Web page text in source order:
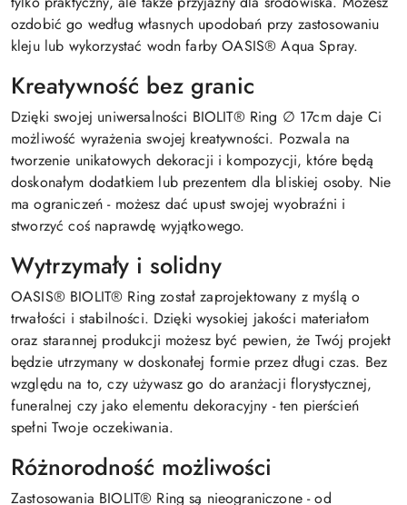
ozdobić go według własnych upodobań przy zastosowaniu
kleju lub wykorzystać wodn farby OASIS® Aqua Spray.
Kreatywność bez granic
Dzięki swojej uniwersalności BIOLIT® Ring ∅ 17cm daje Ci
możliwość wyrażenia swojej kreatywności. Pozwala na
tworzenie unikatowych dekoracji i kompozycji, które będą
doskonałym dodatkiem lub prezentem dla bliskiej osoby. Nie
ma ograniczeń - możesz dać upust swojej wyobraźni i
stworzyć coś naprawdę wyjątkowego.
Wytrzymały i solidny
OASIS® BIOLIT® Ring został zaprojektowany z myślą o
trwałości i stabilności. Dzięki wysokiej jakości materiałom
oraz starannej produkcji możesz być pewien, że Twój projekt
będzie utrzymany w doskonałej formie przez długi czas. Bez
względu na to, czy używasz go do aranżacji florystycznej,
funeralnej czy jako elementu dekoracyjny - ten pierścień
spełni Twoje oczekiwania.
Różnorodność możliwości
Zastosowania BIOLIT® Ring są nieograniczone - od